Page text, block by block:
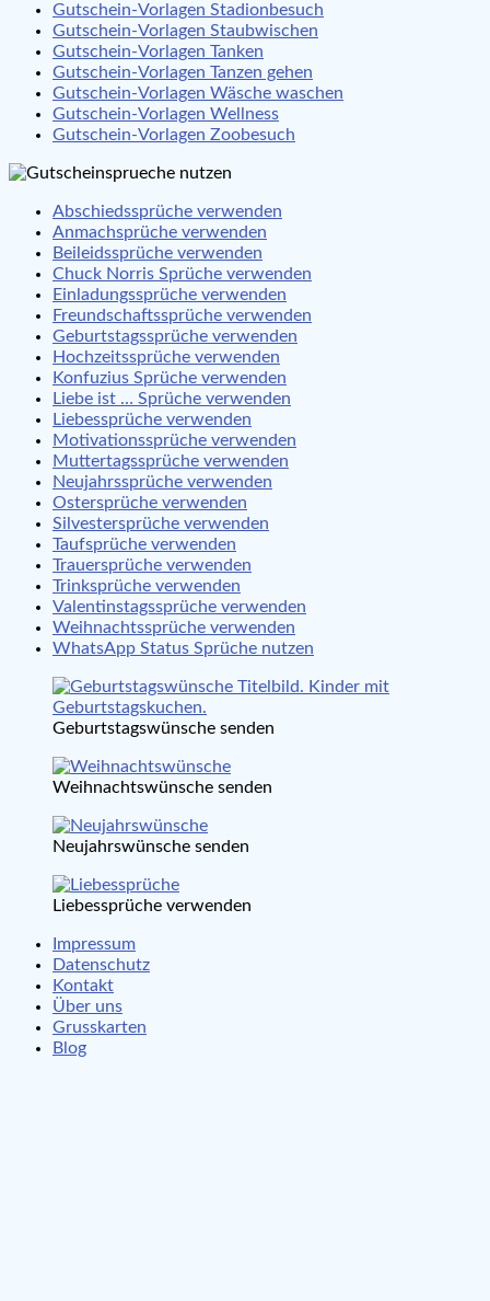
Gutschein-Vorlagen Stadionbesuch
Gutschein-Vorlagen Staubwischen
Gutschein-Vorlagen Tanken
Gutschein-Vorlagen Tanzen gehen
Gutschein-Vorlagen Wäsche waschen
Gutschein-Vorlagen Wellness
Gutschein-Vorlagen Zoobesuch
Abschiedssprüche verwenden
Anmachsprüche verwenden
Beileidssprüche verwenden
Chuck Norris Sprüche verwenden
Einladungssprüche verwenden
Freundschaftssprüche verwenden
Geburtstagssprüche verwenden
Hochzeitssprüche verwenden
Konfuzius Sprüche verwenden
Liebe ist … Sprüche verwenden
Liebessprüche verwenden
Motivationssprüche verwenden
Muttertagssprüche verwenden
Neujahrssprüche verwenden
Ostersprüche verwenden
Silvestersprüche verwenden
Taufsprüche verwenden
Trauersprüche verwenden
Trinksprüche verwenden
Valentinstagssprüche verwenden
Weihnachtssprüche verwenden
WhatsApp Status Sprüche nutzen
Geburtstagswünsche senden
Weihnachtswünsche senden
Neujahrswünsche senden
Liebessprüche verwenden
Impressum
Datenschutz
Kontakt
Über uns
Grusskarten
Blog